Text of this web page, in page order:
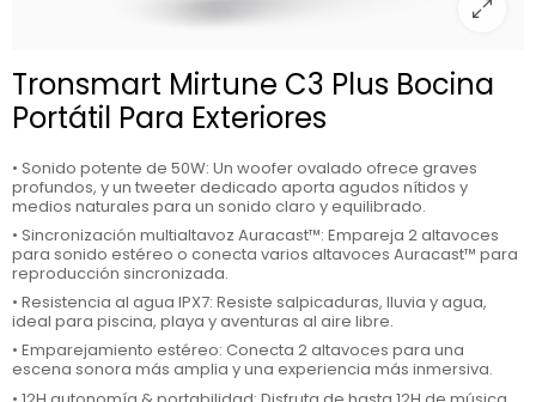
Tronsmart Mirtune C3 Plus Bocina
Portátil Para Exteriores
• Sonido potente de 50W: Un woofer ovalado ofrece graves
profundos, y un tweeter dedicado aporta agudos nítidos y
medios naturales para un sonido claro y equilibrado.
• Sincronización multialtavoz Auracast™: Empareja 2 altavoces
para sonido estéreo o conecta varios altavoces Auracast™ para
reproducción sincronizada.
• Resistencia al agua IPX7: Resiste salpicaduras, lluvia y agua,
ideal para piscina, playa y aventuras al aire libre.
• Emparejamiento estéreo: Conecta 2 altavoces para una
escena sonora más amplia y una experiencia más inmersiva.